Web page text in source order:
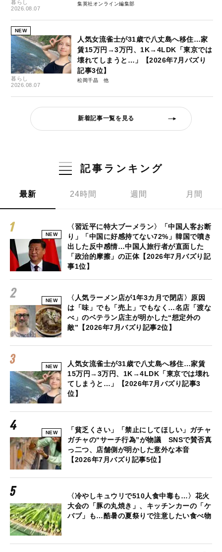
暮らし
2026.08.07
集英社オンライン編集部
NEW
暮らし
2026.08.07
人気女流雀士が31歳で八丈島へ移住…家
賃15万円→3万円、1K→4LDK「東京では
壊れてしまうと…」【2026年7月バズり
記事3位】
松岡千晶
新着記事一覧を見る
記事ランキング
最新 24時間 週間 月間
NEW
〈習近平に特大ブーメラン〉「中国人客お断
り」「中国に好感持てない72%」韓国で噴き
出した反中感情…中国人旅行者が直面した
「政治的摩擦」の正体【2026年7月バズり記
事1位】
NEW
〈人気ラーメン店が1年3カ月で閉店〉原因
は「味」でも「売上」でもなく…名店「渡な
べ」のベテラン店主が明かした“想定外の
敵”【2026年7月バズり記事2位】
NEW
人気女流雀士が31歳で八丈島へ移住…家賃
15万円→3万円、1K→4LDK「東京では壊れ
てしまうと…」【2026年7月バズり記事3
位】
NEW
「貧乏くさい」「禁止にしてほしい」ガチャ
ガチャの“サーチ行為”が物議 SNSで賛否真
っ二つ、店舗側が明かした意外な本音
【2026年7月バズり記事5位】
〈冷やしキュウリで510人食中毒も…〉花火
大会の「豚の丸焼き」、キッチンカーの「ケ
バブ」も…酷暑の夏祭りで注意したい食べ物